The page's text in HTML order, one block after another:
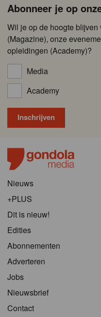
Abonneer je op
Wil je op de hoogte
(Magazine), onze
opleidingen (Academy)?
Media
Academy
Nieuws
+PLUS
Dit is nieuw!
Edities
Abonnementen
Adverteren
Jobs
Nieuwsbrief
Contact